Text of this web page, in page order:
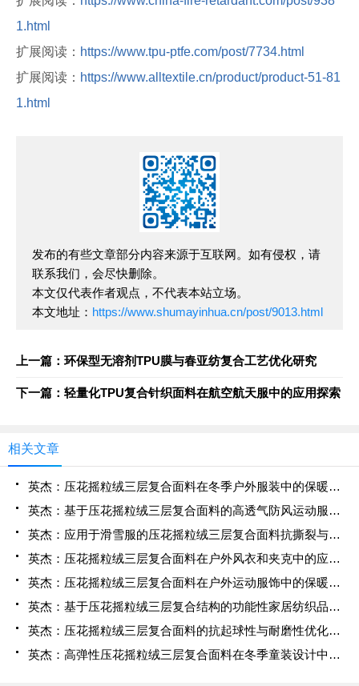
1.html
扩展阅读： https://www.tpu-ptfe.com/post/7734.html
扩展阅读： https://www.alltextile.cn/product/product-51-81
1.html
发布的有些文章部分内容来源于互联网。如有侵权，请
联系我们，会尽快删除。
本文仅代表作者观点，不代表本站立场。
本文地址： https://www.shumayinhua.cn/post/9013.html
上一篇：环保型无溶剂TPU膜与春亚纺复合工艺优化研究
下一篇：轻量化TPU复合针织面料在航空航天服中的应用探索
相关文章
英杰：压花摇粒绒三层复合面料在冬季户外服装中的保暖性能优化研究
英杰：基于压花摇粒绒三层复合面料的高透气防风运动服饰开发
英杰：应用于滑雪服的压花摇粒绒三层复合面料抗撕裂与耐磨性提升技术
英杰：压花摇粒绒三层复合面料在户外风衣和夹克中的应用与性能
英杰：压花摇粒绒三层复合面料在户外运动服饰中的保暖与透气性能研究
英杰：基于压花摇粒绒三层复合结构的功能性家居纺织品开发与应用
英杰：压花摇粒绒三层复合面料的抗起球性与耐磨性优化技术分析
英杰：高弹性压花摇粒绒三层复合面料在冬季童装设计中的应用实践